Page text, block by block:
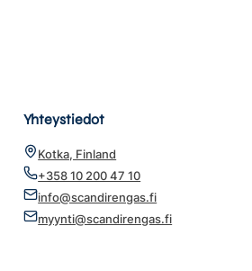
Yhteystiedot
Kotka, Finland
+358 10 200 47 10
info@scandirengas.fi
myynti@scandirengas.fi